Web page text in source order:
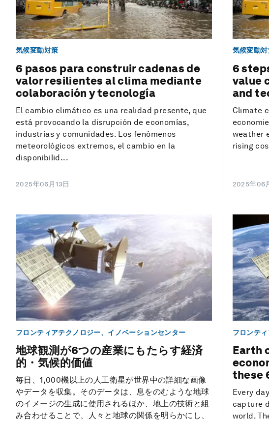
気候変動対策
6 pasos para construir cadenas de
valor resilientes al clima mediante
colaboración y tecnología
El cambio climático es una realidad presente, que
está provocando la disrupción de economías,
industrias y comunidades. Los fenómenos
meteorológicos extremos, el cambio en la
disponibilid...
2025年06月13日
気候変動
6
value
and
Climate
weather
rising
2025年06
フロンティアテクノロジー、イノベーションセンター
地球観測が6つの産業にもたらす経済
的・気候的価値
毎日、1,000機以上の人工衛星が世界中の詳細な画像
やデータを収集。そのデータは、息をのむような地球
のイメージの生成に使用されるほか、地上の技術と組
み合わせることで、人々と地球の関係を明らかにし、
フロンテ
Earth
these
Every
capture
world.